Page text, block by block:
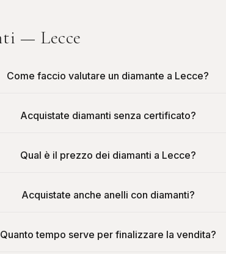
— Lecce
Come faccio valutare un diamante a Lecce?
Acquistate diamanti senza certificato?
Qual è il prezzo dei diamanti a Lecce?
Acquistate anche anelli con diamanti?
Quanto tempo serve per finalizzare la vendita?